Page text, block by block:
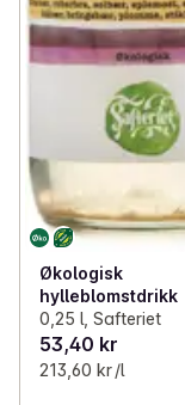
Økologisk
hylleblomstdrikk
0,25 l, Safteriet
53,40 kr
213,60 kr /l